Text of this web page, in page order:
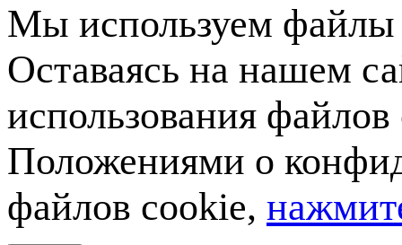
Мы используем файлы
Оставаясь на нашем
использования
Положениями о
файлов cookie,